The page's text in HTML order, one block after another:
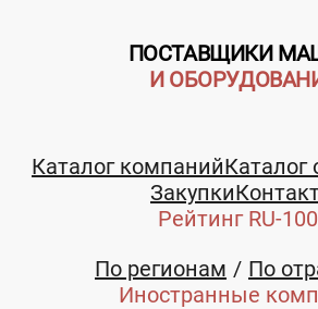
ПОСТАВЩИКИ
И
Каталог компанийКаталог
Закупки
Рейтинг RU-
По регионам
По
Иностранные